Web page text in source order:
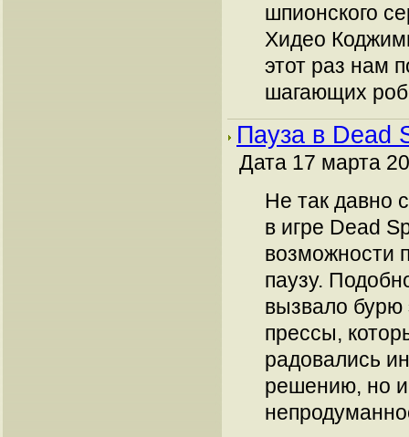
шпионского
Хидео
этот раз нам
шагающих
Пауза в Dead
Дата 17 марта
Не так давно
в игре Dead
возможности
паузу.
вызвало бурю
прессы,
радовались
решению, но и